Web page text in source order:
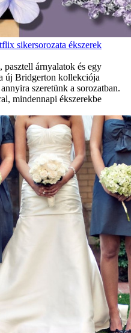
sikersorozata ékszerek
árnyalatok és egy
új Bridgerton kollekciója
szeretünk a sorozatban.
mindennapi ékszerekbe